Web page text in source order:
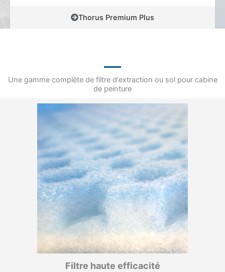
Thorus Premium Plus
Une gamme complète de filtre d'extraction ou sol pour cabine
de peinture
Filtre haute efficacité